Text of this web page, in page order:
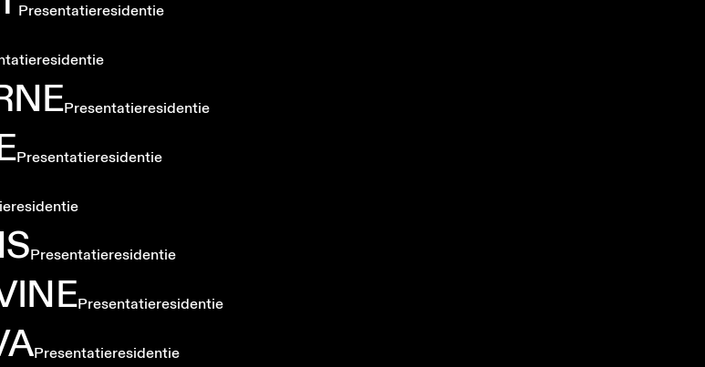
Presentatieresidentie
Presentatieresidentie
Presentatieresidentie
Presentatieresidentie
Presentatieresidentie
Presentatieresidentie